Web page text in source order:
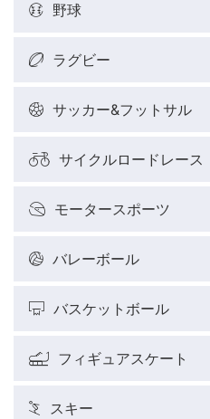
野球
ラグビー
サッカー&フットサル
サイクルロードレース
モータースポーツ
バレーボール
バスケットボール
フィギュアスケート
スキー